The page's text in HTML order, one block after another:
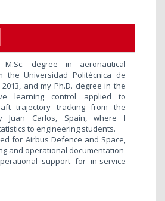
degree in aeronautical
the Universidad Politécnica de
and my Ph.D. degree in the
learning control applied to
trajectory tracking from the
Juan Carlos, Spain, where I
to engineering students.
for Airbus Defence and Space,
and operational documentation
support for in-service